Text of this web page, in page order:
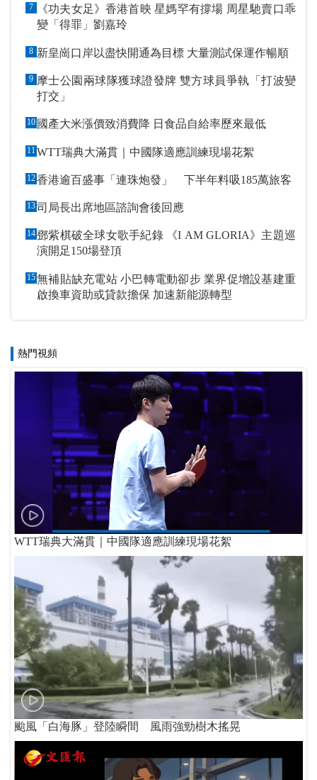
7
《功夫女足》香港首映 星媽罕有撐場 周星馳賣口乖
變「得罪」劉嘉玲
8 新皇崗口岸以盡快開通為目標 大量測試保運作暢順
9 摩士公園兩球隊獲球證發牌 雙方球員爭執「打波變
打交」
10 國產大米漲價致消費降 日食品自給率歷來最低
11 WTT瑞典大滿貫｜中國隊適應訓練現場花絮
12香港逾百盛事「連珠炮發」 下半年料吸185萬旅客
13司局長出席地區諮詢會後回應
14鄧紫棋破全球女歌手紀錄 《I AM GLORIA》主題巡
演開足150場登頂
15無補貼缺充電站 小巴轉電動卻步 業界促增設基建重
啟換車資助或貸款擔保 加速新能源轉型
熱門視頻
WTT瑞典大滿貫｜中國隊適應訓練現場花絮
颱風「白海豚」登陸瞬間 風雨強勁樹木搖晃